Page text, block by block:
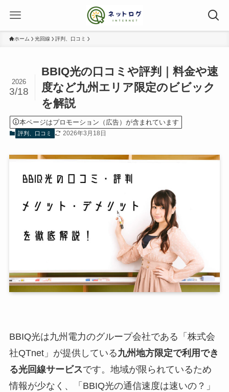
ホーム 光回線 評判、口コミ
BBIQ光の口コミや評判｜料金や速
度など九州エリア限定のビビック
を解説
2026
3/18
本ページはプロモーション（広告）が含まれています
評判、口コミ 2026年3月18日
BBIQ光は九州電力のグループ会社である「株式会
社QTnet」が提供している九州地方限定で利用でき
る光回線サービスです。地域が限られているため
情報が少なく、「BBIQ光の通信速度は速いの？」